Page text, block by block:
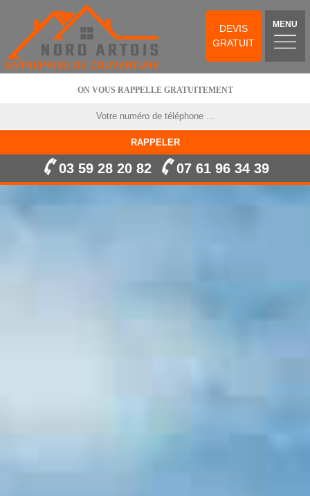
DEVIS
GRATUIT
MENU
ON VOUS RAPPELLE GRATUITEMENT
03 59 28 20 82 07 61 96 34 39